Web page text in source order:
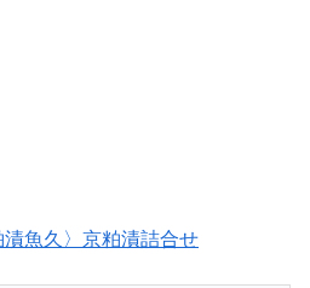
魚久〉京粕漬詰合せ